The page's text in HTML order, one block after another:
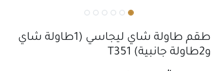
طقم طاولة شاي ليجاسي (1طاولة شاي
و2طاولة جانبية) T351